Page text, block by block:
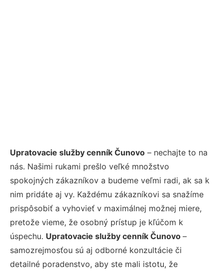
Upratovacie služby cenník Čunovo – nechajte to na
nás. Našimi rukami prešlo veľké množstvo
spokojných zákazníkov a budeme veľmi radi, ak sa k
nim pridáte aj vy. Každému zákazníkovi sa snažíme
prispôsobiť a vyhovieť v maximálnej možnej miere,
pretože vieme, že osobný prístup je kľúčom k
úspechu. Upratovacie služby cenník Čunovo –
samozrejmosťou sú aj odborné konzultácie či
detailné poradenstvo, aby ste mali istotu, že